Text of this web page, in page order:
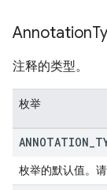
Annotation
注释的类型。
枚举
ANNOTATION
枚举的默认值。请